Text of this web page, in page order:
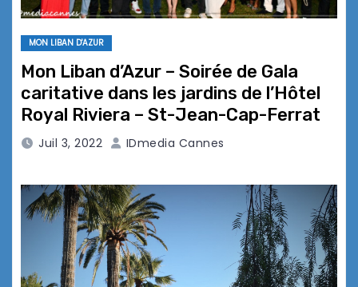
MON LIBAN D'AZUR
Mon Liban d’Azur – Soirée de Gala
caritative dans les jardins de l’Hôtel
Royal Riviera – St-Jean-Cap-Ferrat
Juil 3, 2022 IDmedia Cannes